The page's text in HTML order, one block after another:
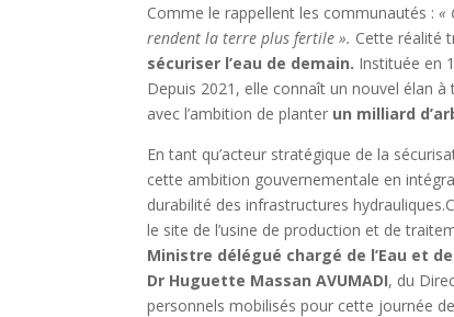
Comme le rappellent les communautés :«
rendent la terre plus fertile ». Cette réalité
sécuriser l’eau de demain. Instituée en
Depuis 2021, elle connaît un nouvel élan
avec l’ambition de planter un milliard
En tant qu’acteur stratégique de la
cette ambition gouvernementale en
durabilité des infrastructures
le site de l’usine de production et de
Ministre délégué chargé de l’Eau et
Dr Huguette Massan AVUMADI, du
personnels mobilisés pour cette journée